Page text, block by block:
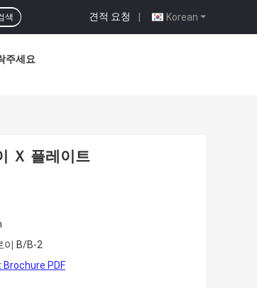
Korean
견적 요청 |
색
주세요
Ｘ 플레이트
이 B/B-2
Brochure PDF